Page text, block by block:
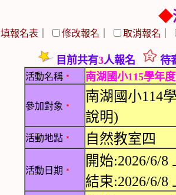
◆
填報名表 修改報名 取消報名
目前共有3人報名 待
活動名稱 ﹡ 南湖國小115學年
參加對象 ﹡
南湖國小114
說明)
活動地點 ﹡ 自然教室四
活動日期 ﹡
開始:2026/6/8
結束:2026/6/8